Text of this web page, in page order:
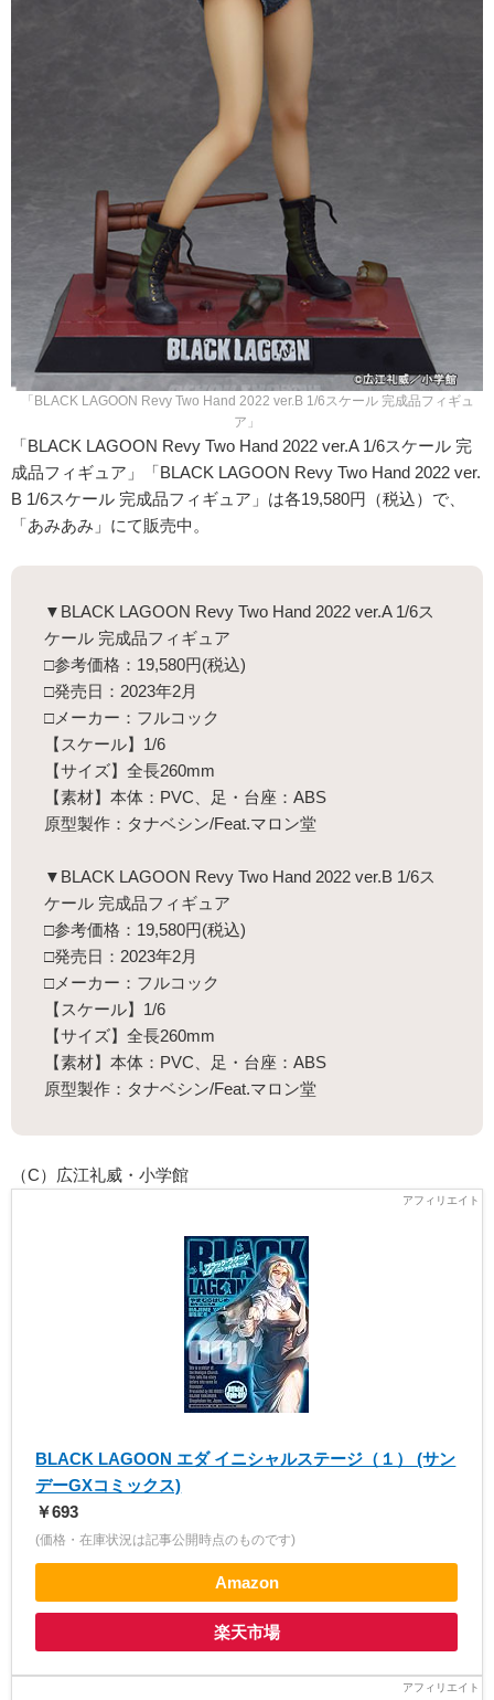
「BLACK LAGOON Revy Two Hand 2022 ver.B 1/6スケール 完成品フィギュ
ア」
「BLACK LAGOON Revy Two Hand 2022 ver.A 1/6スケール 完
成品フィギュア」「BLACK LAGOON Revy Two Hand 2022 ver.
B 1/6スケール 完成品フィギュア」は各19,580円（税込）で、
「あみあみ」にて販売中。
▼BLACK LAGOON Revy Two Hand 2022 ver.A 1/6ス
ケール 完成品フィギュア
□参考価格：19,580円(税込)
□発売日：2023年2月
□メーカー：フルコック
【スケール】1/6
【サイズ】全長260mm
【素材】本体：PVC、足・台座：ABS
原型製作：タナベシン/Feat.マロン堂
▼BLACK LAGOON Revy Two Hand 2022 ver.B 1/6ス
ケール 完成品フィギュア
□参考価格：19,580円(税込)
□発売日：2023年2月
□メーカー：フルコック
【スケール】1/6
【サイズ】全長260mm
【素材】本体：PVC、足・台座：ABS
原型製作：タナベシン/Feat.マロン堂
（C）広江礼威・小学館
BLACK LAGOON エダ イニシャルステージ（１） (サン
デーGXコミックス)
￥693
(価格・在庫状況は記事公開時点のものです)
Amazon
楽天市場